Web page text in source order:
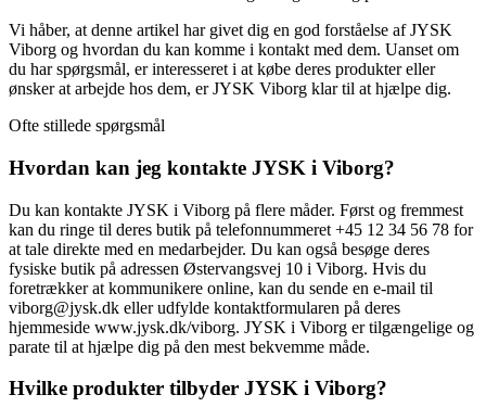
Vi håber, at denne artikel har givet dig en god forståelse af JYSK
Viborg og hvordan du kan komme i kontakt med dem. Uanset om
du har spørgsmål, er interesseret i at købe deres produkter eller
ønsker at arbejde hos dem, er JYSK Viborg klar til at hjælpe dig.
Ofte stillede spørgsmål
Hvordan kan jeg kontakte JYSK i Viborg?
Du kan kontakte JYSK i Viborg på flere måder. Først og fremmest
kan du ringe til deres butik på telefonnummeret +45 12 34 56 78 for
at tale direkte med en medarbejder. Du kan også besøge deres
fysiske butik på adressen Østervangsvej 10 i Viborg. Hvis du
foretrækker at kommunikere online, kan du sende en e-mail til
viborg@jysk.dk eller udfylde kontaktformularen på deres
hjemmeside www.jysk.dk/viborg. JYSK i Viborg er tilgængelige og
parate til at hjælpe dig på den mest bekvemme måde.
Hvilke produkter tilbyder JYSK i Viborg?